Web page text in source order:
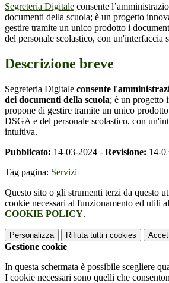
Segreteria Digitale consente
documenti della scuola; è un progetto
gestire tramite un unico prodotto i
del personale scolastico, con un'interfaccia
Descrizione breve
Segreteria Digitale consente
dei documenti della scuola; è un progetto
propone di gestire tramite un unico
DSGA e del personale scolastico, con
intuitiva.
Pubblicato: 14-03-2024 - Revisione: 14-
Tag pagina: Servizi
Questo sito o gli strumenti terzi da questo
cookie necessari al funzionamento ed utili
COOKIE POLICY.
Personalizza Rifiuta tutti i cookies
Gestione cookie
In questa schermata è possibile scegliere
I cookie necessari sono quelli che